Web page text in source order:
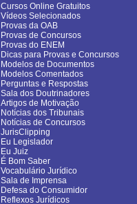
Cursos Online Gratuitos
Vídeos Selecionados
Provas da OAB
Provas de Concursos
Provas do ENEM
Dicas para Provas e Concursos
Modelos de Documentos
Modelos Comentados
Perguntas e Respostas
Sala dos Doutrinadores
Artigos de Motivação
Notícias dos Tribunais
Notícias de Concursos
JurisClipping
Eu Legislador
Eu Juiz
É Bom Saber
Vocabulário Jurídico
Sala de Imprensa
Defesa do Consumidor
Reflexos Jurídicos